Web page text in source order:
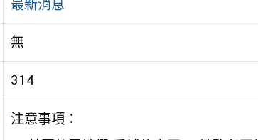
最新消息
無
314
注意事項：